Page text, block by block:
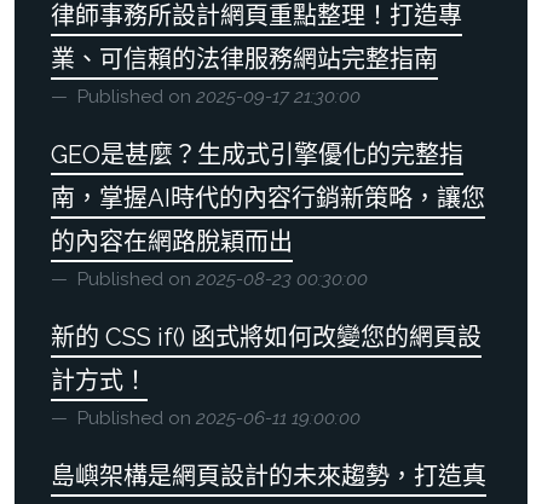
律師事務所設計網頁重點整理！打造專
業、可信賴的法律服務網站完整指南
Published on 2025-09-17 21:30:00
GEO是甚麼？生成式引擎優化的完整指
南，掌握AI時代的內容行銷新策略，讓您
的內容在網路脫穎而出
Published on 2025-08-23 00:30:00
新的 CSS if() 函式將如何改變您的網頁設
計方式！
Published on 2025-06-11 19:00:00
島嶼架構是網頁設計的未來趨勢，打造真